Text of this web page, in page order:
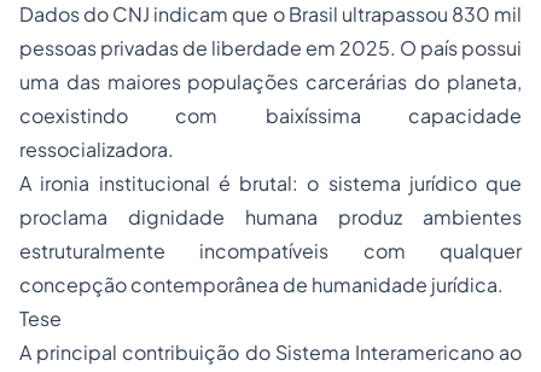
Dados do CNJ indicam que o Brasil ultrapassou 830 mil
pessoas privadas de liberdade em 2025. O país possui
uma das maiores populações carcerárias do planeta,
coexistindo com baixíssima capacidade
ressocializadora.
A ironia institucional é brutal: o sistema jurídico que
proclama dignidade humana produz ambientes
estruturalmente incompatíveis com qualquer
concepção contemporânea de humanidade jurídica.
Tese
A principal contribuição do Sistema Interamericano ao